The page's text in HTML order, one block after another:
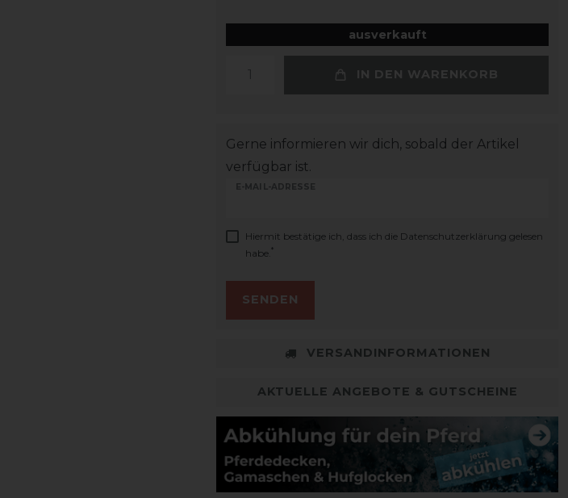
ausverkauft
IN DEN WARENKORB
Gerne informieren wir dich, sobald der Artikel
verfügbar ist.
E-MAIL-ADRESSE
Hiermit bestätige ich, dass ich die Daten­schutz­erklärung gelesen
habe. *
SENDEN
VERSANDINFORMATIONEN
AKTUELLE ANGEBOTE & GUTSCHEINE